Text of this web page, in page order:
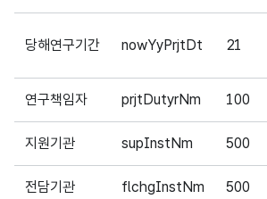
당해연구기간 nowYyPrjtDt 21
연구책임자 prjtDutyrNm 100
지원기관 supInstNm 500
전담기관 flchgInstNm 500